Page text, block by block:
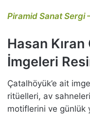
Piramid Sanat Sergi
Hasan
İmgeleri
Çatalhöyük’e ait
ritüelleri, av
motiflerini ve günlük